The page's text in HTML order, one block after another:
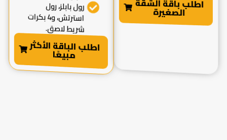
اطلب باقة الشقة
الصغيرة رول بابلز، رول
استرتش، و4 بكرات
شريط لاصق.
اطلب الباقة الأكثر
مبيعًا